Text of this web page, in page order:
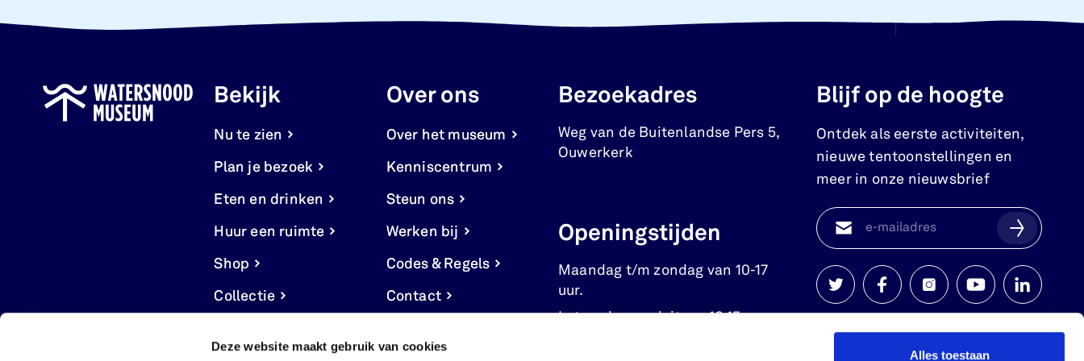
Deze website maakt gebruik van cookies
Alles toestaan
Bekijk
Nu te zien
Plan je bezoek
Eten en drinken
Huur een ruimte
Shop
Collectie
Over ons
Over het museum
Kenniscentrum
Steun ons
Werken bij
Codes & Regels
Contact
instellingen
Bezoekadres
Weg van de Buitenlandse Pers 5,
Ouwerkerk
Openingstijden
Maandag t/m zondag van 10-17
uur.
Let op: kassa sluit om 16.15 uur.
Blijf op de hoogte
Ontdek als eerste activiteiten,
nieuwe tentoonstellingen en
meer in onze nieuwsbrief
Watersnoodmuseum
Watersnoodmuseum
op
Watersnoodmuseum
op
op
op